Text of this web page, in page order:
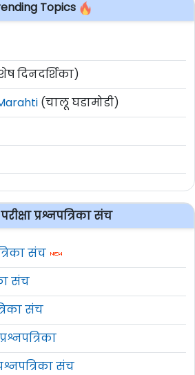
पदवी
MSW
आर्किटेक्चर पदवी
इंजिनिअरिंग पदवी
-
(हॉर्टिकल्चर/ ॲग्रीकल्चर/
बॉटनी/फॉरेस्ट्री)
सुक्ष्मजीव शास्त्र पदवी
उत्तीर्ण 02) आरोग्य निरीक्षक
डिप्लोमा
Topics
दिनदर्शिका)
(चालू घडामोडी)
प्रश्नपत्रिका संच
संच
संच
संच
संच